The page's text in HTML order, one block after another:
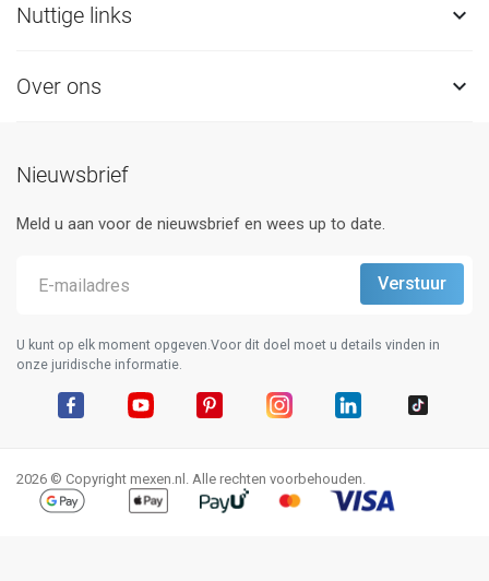
Nuttige links 
Over ons 
Nieuwsbrief
Meld u aan voor de nieuwsbrief en wees up to date.
U kunt op elk moment opgeven.Voor dit doel moet u details vinden in
onze juridische informatie.
2026 © Copyright mexen.nl. Alle rechten voorbehouden.